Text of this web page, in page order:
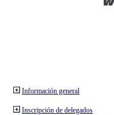
Información general
Inscripción de delegados